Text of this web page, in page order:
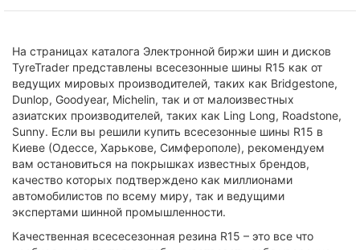
На страницах каталога Электронной биржи шин и дисков
TyreTrader представлены всесезонные шины R15 как от
ведущих мировых производителей, таких как Bridgestone,
Dunlop, Goodyear, Michelin, так и от малоизвестных
азиатских производителей, таких как Ling Long, Roadstone,
Sunny. Если вы решили купить всесезонные шины R15 в
Киеве (Одессе, Харькове, Симферополе), рекомендуем
вам остановиться на покрышках известных брендов,
качество которых подтверждено как миллионами
автомобилистов по всему миру, так и ведущими
экспертами шинной промышленности.
Качественная всесесезонная резина R15 – это все что